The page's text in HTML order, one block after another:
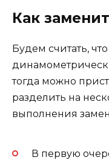
Как
Будем считать,
тогда можно
разделить на
выполнения
В первую